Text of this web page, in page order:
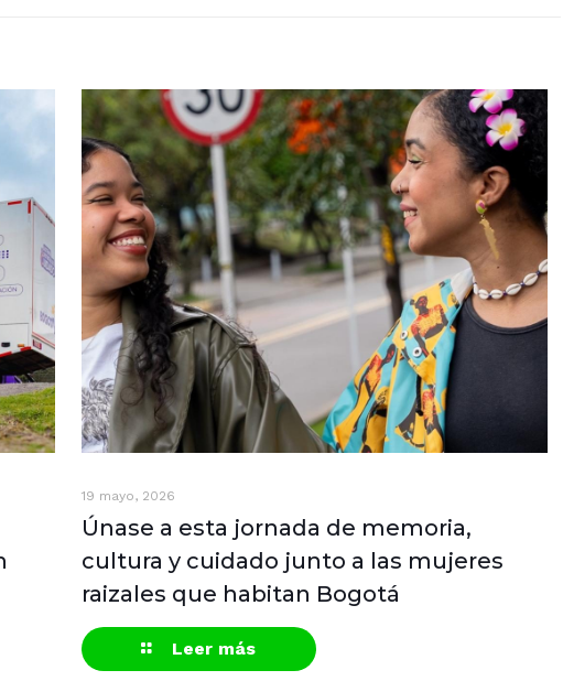
19 mayo, 2026
Únase a esta jornada de memoria,
cultura y cuidado junto a las mujeres
raizales que habitan Bogotá
Leer más